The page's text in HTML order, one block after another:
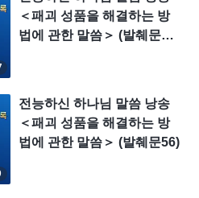
＜패괴 성품을 해결하는 방
법에 관한 말씀＞ (발췌문
전능하신 하나님 말씀 낭송
＜패괴 성품을 해결하는 방
법에 관한 말씀＞ (발췌문56)